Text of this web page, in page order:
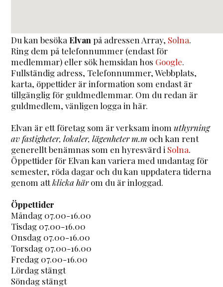
Du kan besökaElvan på adressen Array, Solna.
Ring dem på telefonnummer (endast för
medlemmar) eller sök hemsidan hos Google.
Fullständig adress, Telefonnummer, Webbplats,
karta, öppettider är information som endast är
tillgänglig för guldmedlemmar. Om du redan är
guldmedlem, vänligen logga in här.
Elvan är ett företag som är verksam inomuthyrning
av fastigheter, lokaler, lägenheter m.m och kan rent
generellt benämnas som en hyresvärd i Solna.
Öppettider för Elvan kan variera med undantag för
semester, röda dagar och du kan uppdatera tiderna
genom attklicka härom du är inloggad.
Öppettider
Måndag 07.00-16.00
Tisdag 07.00-16.00
Onsdag 07.00-16.00
Torsdag 07.00-16.00
Fredag 07.00-16.00
Lördag stängt
Söndag stängt